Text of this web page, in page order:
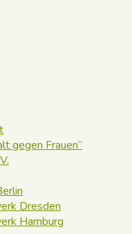
gegen Frauen“
Dresden
Hamburg